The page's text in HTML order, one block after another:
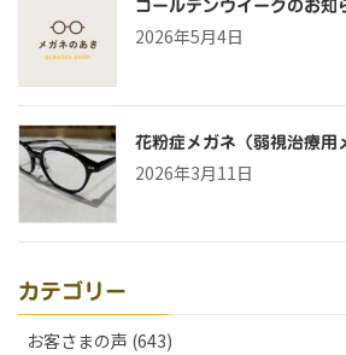
ゴールデンウイークのお知
2026年5月4日
花粉症メガネ（弱視治療用
2026年3月11日
カテゴリー
お客さまの声 (643)